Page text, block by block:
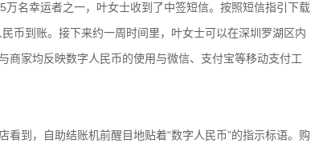
幸运者之一，叶女士收到了中签短信。按照短信指引下载
币到账。接下来约一周时间里，叶女士可以在深圳罗湖区内
商家均反映数字人民币的使用与微信、支付宝等移动支付工
到，自助结账机前醒目地贴着“数字人民币”的指示标语。购